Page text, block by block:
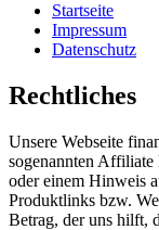
Startseite
Impressum
Datenschutz
Rechtliches
Unsere Webseite
sogenannten
oder einem Hinweis
Produktlinks bzw.
Betrag, der uns hilft,